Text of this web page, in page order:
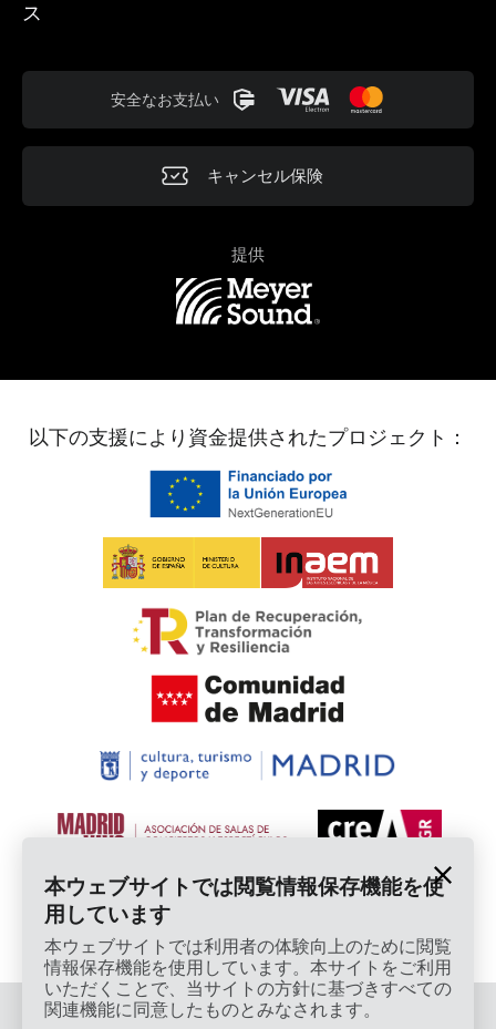
ス
安全なお支払い
キャンセル保険
提供
以下の支援により資金提供されたプロジェクト：
© 2026 Cardamomo Flamenco Madrid - 著作権保護
本ウェブサイトでは閲覧情報保存機能を使
用しています
本ウェブサイトでは利用者の体験向上のために閲覧
情報保存機能を使用しています。本サイトをご利用
いただくことで、当サイトの方針に基づきすべての
関連機能に同意したものとみなされます。